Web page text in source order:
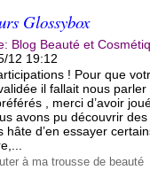
Glossybox
Blog Beauté et
12 19:12
! Pour que
il fallait nous parler
, merci d’avoir
avons pu découvrir des
hâte d’en essayer
à ma trousse de beauté